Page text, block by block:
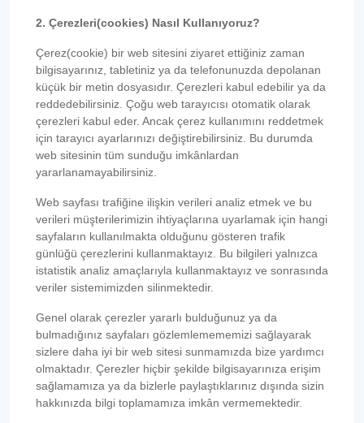
2. Çerezleri(cookies) Nasıl Kullanıyoruz?
Çerez(cookie) bir web sitesini ziyaret ettiğiniz zaman
bilgisayarınız, tabletiniz ya da telefonunuzda depolanan
küçük bir metin dosyasıdır. Çerezleri kabul edebilir ya da
reddedebilirsiniz. Çoğu web tarayıcısı otomatik olarak
çerezleri kabul eder. Ancak çerez kullanımını reddetmek
için tarayıcı ayarlarınızı değiştirebilirsiniz. Bu durumda
web sitesinin tüm sunduğu imkânlardan
yararlanamayabilirsiniz.
Web sayfası trafiğine ilişkin verileri analiz etmek ve bu
verileri müşterilerimizin ihtiyaçlarına uyarlamak için hangi
sayfaların kullanılmakta olduğunu gösteren trafik
günlüğü çerezlerini kullanmaktayız. Bu bilgileri yalnızca
istatistik analiz amaçlarıyla kullanmaktayız ve sonrasında
veriler sistemimizden silinmektedir.
Genel olarak çerezler yararlı bulduğunuz ya da
bulmadığınız sayfaları gözlemlemememizi sağlayarak
sizlere daha iyi bir web sitesi sunmamızda bize yardımcı
olmaktadır. Çerezler hiçbir şekilde bilgisayarınıza erişim
sağlamamıza ya da bizlerle paylaştıklarınız dışında sizin
hakkınızda bilgi toplamamıza imkân vermemektedir.